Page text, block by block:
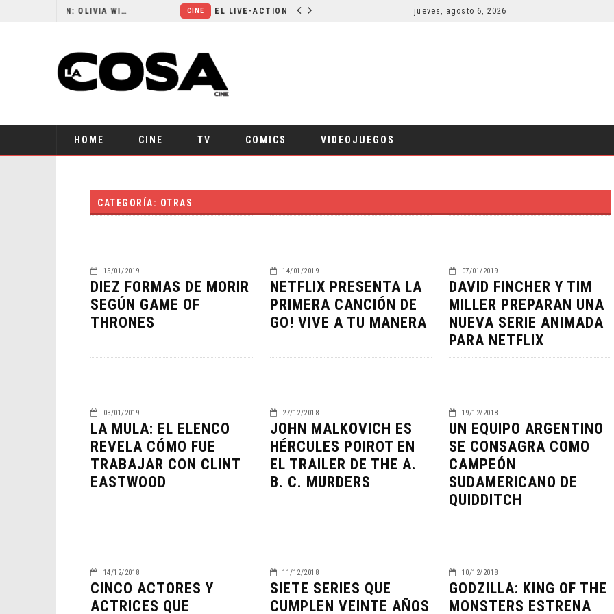
RESEÑA LA INVITACIÓN: OLIVIA WILDE REFLEXIONA SOBRE LA VIDA CONYUGAL jueves, agosto 6, 2026
HOME CINE TV COMICS VIDEOJUEGOS
CATEGORÍA: OTRAS
15/01/2019
DIEZ FORMAS DE MORIR
SEGÚN GAME OF
THRONES
14/01/2019
NETFLIX PRESENTA LA
PRIMERA CANCIÓN DE
GO! VIVE A TU MANERA
07/01/2019
DAVID FINCHER Y TIM
MILLER PREPARAN UNA
NUEVA SERIE ANIMADA
PARA NETFLIX
03/01/2019
LA MULA: EL ELENCO
REVELA CÓMO FUE
TRABAJAR CON CLINT
EASTWOOD
27/12/2018
JOHN MALKOVICH ES
HÉRCULES POIROT EN
EL TRAILER DE THE A.
B. C. MURDERS
19/12/2018
UN EQUIPO ARGENTINO
SE CONSAGRA COMO
CAMPEÓN
SUDAMERICANO DE
QUIDDITCH
14/12/2018
CINCO ACTORES Y
ACTRICES QUE
11/12/2018
SIETE SERIES QUE
CUMPLEN VEINTE AÑOS
10/12/2018
GODZILLA: KING OF THE
MONSTERS ESTRENA
ORLANDO BLOOM AFIRMA
BATMAN
SPIDER-MAN: UN NUEVO
DÍA ESTÁ IMPARABLE